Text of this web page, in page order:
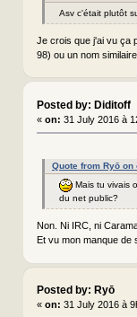
Asv c'était plutôt
Je crois que j'ai vu ça
98) ou un nom
Posted by: Diditoff
« on: 31 July 2016 à
Quote from Ryō on
Mais tu vivais
du net public?
Non. Ni IRC, ni
Et vu mon manque
Posted by: Ryō
« on: 31 July 2016 à